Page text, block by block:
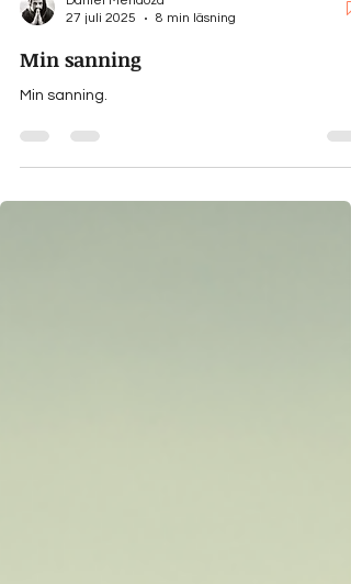
Daniel Mendoza
Min sanning